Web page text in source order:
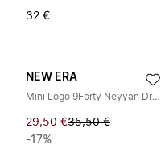
32 €
NEW ERA
Mini Logo 9Forty Neyyan Drswhi
29,50 €35,50 €
-17%